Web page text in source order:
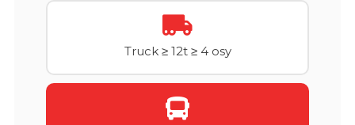
Truck ≥ 12t ≥ 4 osy